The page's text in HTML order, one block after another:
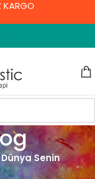
KARGO
Senin